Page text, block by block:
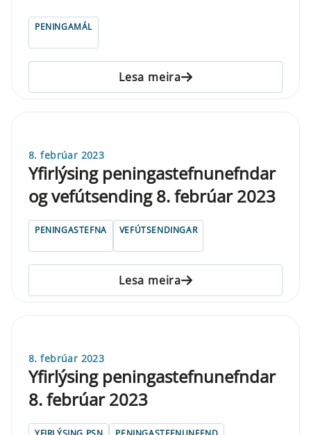
PENINGAMÁL
Lesa meira
8. febrúar 2023
Yfirlýsing peningastefnunefndar
og vefútsending 8. febrúar 2023
PENINGASTEFNA VEFÚTSENDINGAR
Lesa meira
8. febrúar 2023
Yfirlýsing peningastefnunefndar
8. febrúar 2023